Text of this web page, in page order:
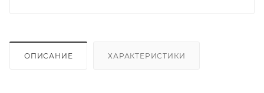
ОПИСАНИЕ ХАРАКТЕРИСТИКИ